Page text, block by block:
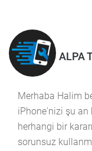
ALPA
Merhaba Halim
iPhone'nizi şu an
herhangi bir
sorunsuz